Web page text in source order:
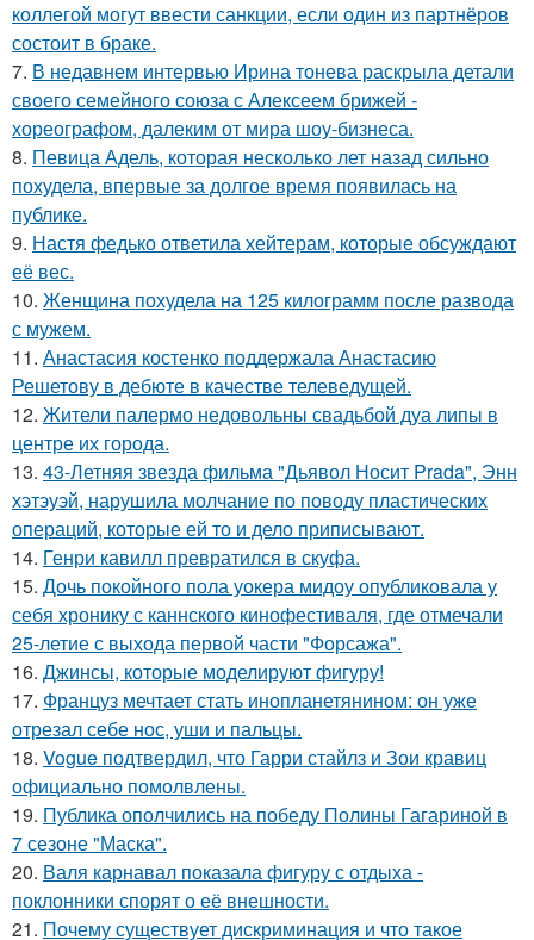
коллегой могут ввести санкции, если один из партнёров
состоит в браке.
7. В недавнем интервью Ирина тонева раскрыла детали
своего семейного союза с Алексеем брижей -
хореографом, далеким от мира шоу-бизнеса.
8. Певица Адель, которая несколько лет назад сильно
похудела, впервые за долгое время появилась на
публике.
9. Настя федько ответила хейтерам, которые обсуждают
её вес.
10. Женщина похудела на 125 килограмм после развода
с мужем.
11. Анастасия костенко поддержала Анастасию
Решетову в дебюте в качестве телеведущей.
12. Жители палермо недовольны свадьбой дуа липы в
центре их города.
13. 43-Летняя звезда фильма "Дьявол Носит Prada", Энн
хэтэуэй, нарушила молчание по поводу пластических
операций, которые ей то и дело приписывают.
14. Генри кавилл превратился в скуфа.
15. Дочь покойного пола уокера мидоу опубликовала у
себя хронику с каннского кинофестиваля, где отмечали
25-летие с выхода первой части "Форсажа".
16. Джинсы, которые моделируют фигуру!
17. Француз мечтает стать инопланетянином: он уже
отрезал себе нос, уши и пальцы.
18. Vogue подтвердил, что Гарри стайлз и Зои кравиц
официально помолвлены.
19. Публика ополчились на победу Полины Гагариной в
7 сезоне "Маска".
20. Валя карнавал показала фигуру с отдыха -
поклонники спорят о её внешности.
21. Почему существует дискриминация и что такое